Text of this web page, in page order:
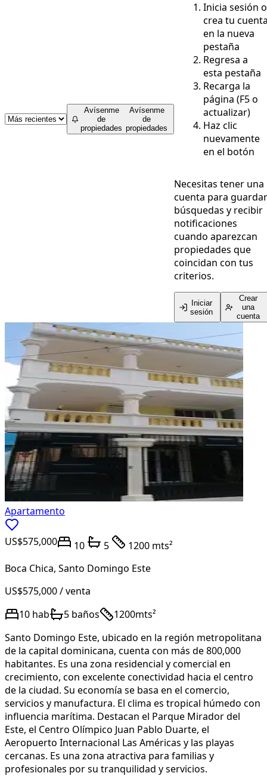
Avísenme
de
propiedades
Avísenme
de
propiedades
Inicia sesión o
crea tu
en la nueva
pestaña
Regresa a
esta pestaña
Recarga la
página (F5 o
actualizar)
Haz clic
nuevamente
en el botón
Necesitas tener una
cuenta para guardar
búsquedas y recibir
notificaciones
cuando aparezcan
propiedades que
coincidan con tus
criterios.
Iniciar
sesión
Crear
una
cuenta
Apartamento
US$575,000 10 5
1200 mts²
Boca Chica, Santo Domingo Este
US$575,000/ venta
10 hab 5 baños 1200mts²
Santo Domingo Este, ubicado en la región metropolitana
de la capital dominicana, cuenta con más de 800,000
habitantes. Es una zona residencial y comercial en
crecimiento, con excelente conectividad hacia el centro
de la ciudad. Su economía se basa en el comercio,
servicios y manufactura. El clima es tropical húmedo con
influencia marítima. Destacan el Parque Mirador del
Este, el Centro Olímpico Juan Pablo Duarte, el
Aeropuerto Internacional Las Américas y las playas
cercanas. Es una zona atractiva para familias y
profesionales por su tranquilidad y servicios.